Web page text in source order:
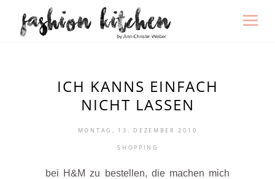
ICH KANNS EINFACH
NICHT LASSEN
MONTAG, 13. DEZEMBER 2010
SHOPPING
bei H&M zu bestellen, die machen mich